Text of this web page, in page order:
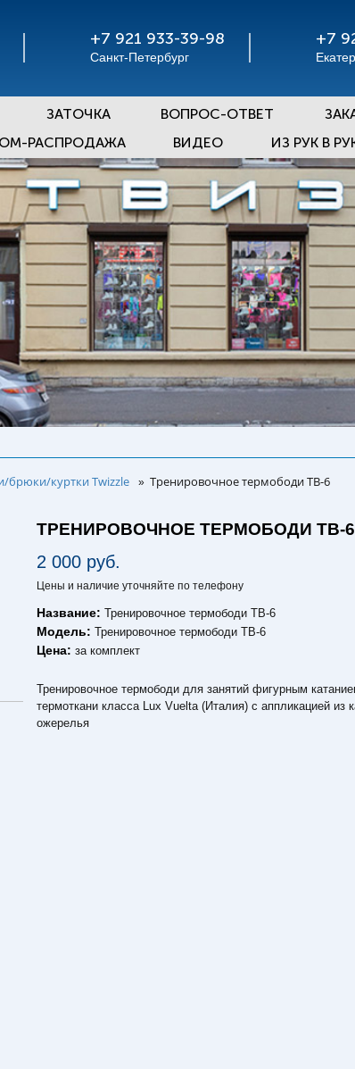
+7 921 933-39-98
Санкт-Петербург
+7
ЗАТОЧКА ВОПРОС-ОТВЕТ
РАСПРОДАЖА ВИДЕО ИЗ РУК В
брюки/куртки Twizzle » Тренировочное термободи TB-6
ТРЕНИРОВОЧНОЕ ТЕРМОБОДИ TB-6
2 000 руб.
Цены и наличие уточняйте по телефону
Название:Тренировочное термободи TB-6
Модель:Тренировочное термободи TB-6
Цена:за комплект
Тренировочное термободи для занятий фигурным
термоткани класса Lux Vuelta (Италия) с аппликацией из
ожерелья